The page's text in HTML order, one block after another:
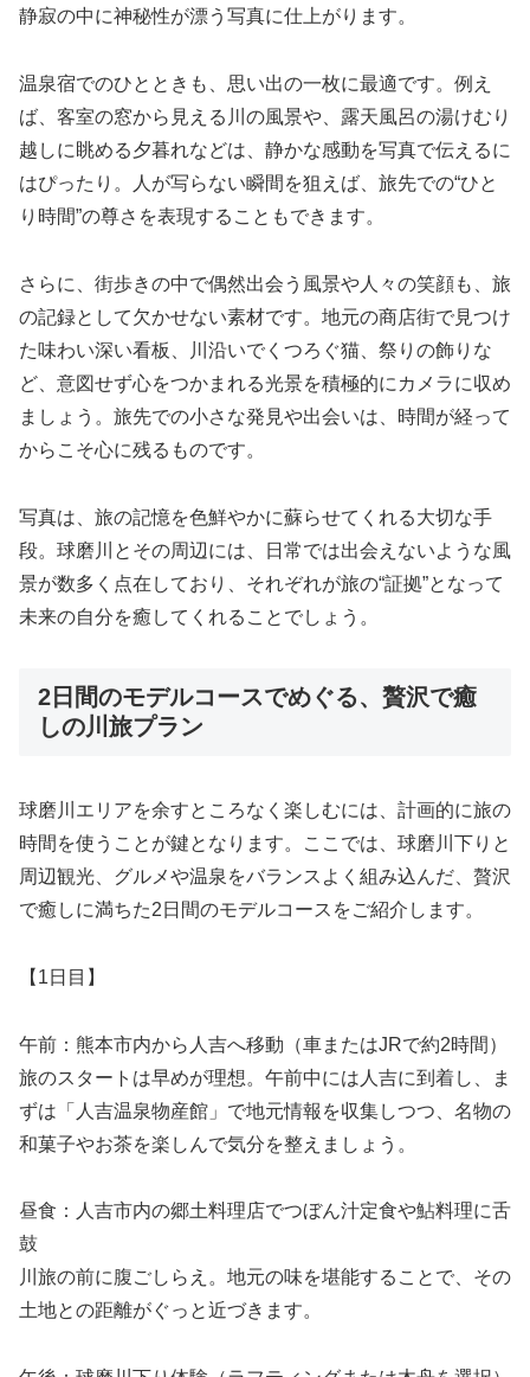
静寂の中に神秘性が漂う写真に仕上がります。
温泉宿でのひとときも、思い出の一枚に最適です。例え
ば、客室の窓から見える川の風景や、露天風呂の湯けむり
越しに眺める夕暮れなどは、静かな感動を写真で伝えるに
はぴったり。人が写らない瞬間を狙えば、旅先での“ひと
り時間”の尊さを表現することもできます。
さらに、街歩きの中で偶然出会う風景や人々の笑顔も、旅
の記録として欠かせない素材です。地元の商店街で見つけ
た味わい深い看板、川沿いでくつろぐ猫、祭りの飾りな
ど、意図せず心をつかまれる光景を積極的にカメラに収め
ましょう。旅先での小さな発見や出会いは、時間が経って
からこそ心に残るものです。
写真は、旅の記憶を色鮮やかに蘇らせてくれる大切な手
段。球磨川とその周辺には、日常では出会えないような風
景が数多く点在しており、それぞれが旅の“証拠”となって
未来の自分を癒してくれることでしょう。
2日間のモデルコースでめぐる、贅沢で癒
しの川旅プラン
球磨川エリアを余すところなく楽しむには、計画的に旅の
時間を使うことが鍵となります。ここでは、球磨川下りと
周辺観光、グルメや温泉をバランスよく組み込んだ、贅沢
で癒しに満ちた2日間のモデルコースをご紹介します。
【1日目】
午前：熊本市内から人吉へ移動（車またはJRで約2時間）
旅のスタートは早めが理想。午前中には人吉に到着し、ま
ずは「人吉温泉物産館」で地元情報を収集しつつ、名物の
和菓子やお茶を楽しんで気分を整えましょう。
昼食：人吉市内の郷土料理店でつぼん汁定食や鮎料理に舌
鼓
川旅の前に腹ごしらえ。地元の味を堪能することで、その
土地との距離がぐっと近づきます。